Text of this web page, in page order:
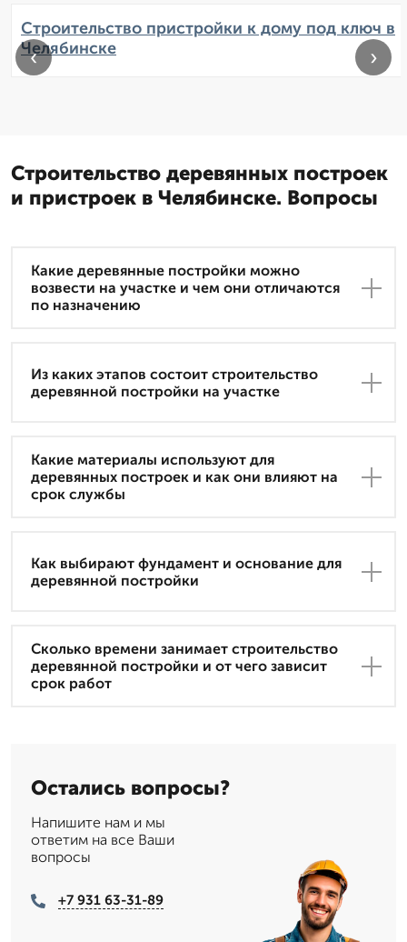
Строительство пристройки к дому под ключ в
Челябинске
‹ ›
Строительство деревянных построек
и пристроек в Челябинске. Вопросы
Какие деревянные постройки можно
возвести на участке и чем они отличаются
по назначению
Из каких этапов состоит строительство
деревянной постройки на участке
Какие материалы используют для
деревянных построек и как они влияют на
срок службы
Как выбирают фундамент и основание для
деревянной постройки
Сколько времени занимает строительство
деревянной постройки и от чего зависит
срок работ
Остались вопросы?
Напишите нам и мы
ответим на все Ваши
вопросы
+7 931 63-31-89